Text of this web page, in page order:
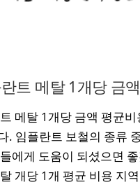
트 메탈 1개당 금
메탈 1개당 금액 평균
. 임플란트 보철의 종류
에게 도움이 되셨으면
개당 1개 평균 비용 지